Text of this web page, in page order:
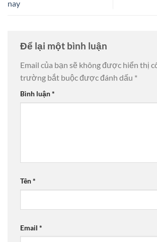
nay
Để lại một bình luận
Email của bạn sẽ không được hiển thị
trường bắt buộc được đánh dấu *
Bình luận*
Tên*
Email *